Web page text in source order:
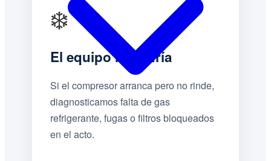
❄️
El equipo no enfría
Si el compresor arranca pero no rinde,
diagnosticamos falta de gas
refrigerante, fugas o filtros bloqueados
en el acto.